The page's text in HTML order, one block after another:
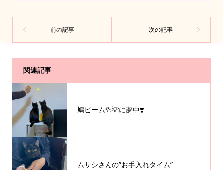
関連記事
鳩ビーム🦆💡に夢中❣️
ムサシさんの”お手入れタイム”